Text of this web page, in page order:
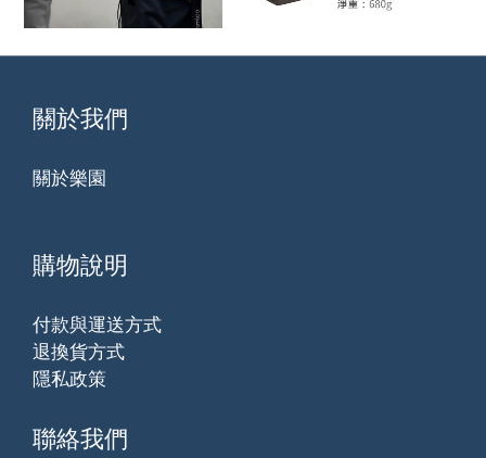
關於我們
關於樂園
購物說明
付款與運送方式
退換貨方式
隱私政策
聯絡我們